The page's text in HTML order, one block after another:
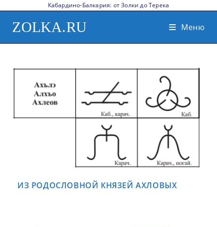
Кабардино-Балкария: от Золки до Терека
ZOLKA.RU Меню
ИЗ РОДОСЛОВНОЙ КНЯЗЕЙ АХЛОВЫХ